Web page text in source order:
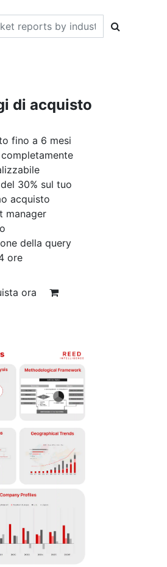
di acquisto
fino a 6 mesi
30% sul tuo
acquisto
manager
della query
ore
ora